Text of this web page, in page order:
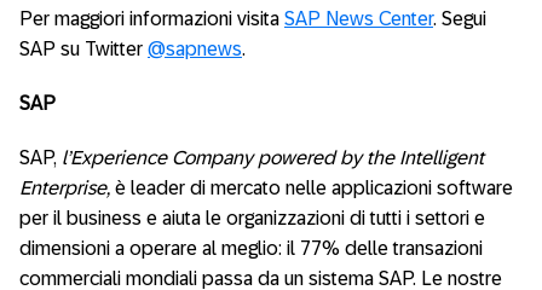
Per maggiori informazioni visita SAP News Center. Segui
SAP su Twitter @sapnews.
SAP
SAP, l’Experience Company powered by the Intelligent
Enterprise, è leader di mercato nelle applicazioni software
per il business e aiuta le organizzazioni di tutti i settori e
dimensioni a operare al meglio: il 77% delle transazioni
commerciali mondiali passa da un sistema SAP. Le nostre